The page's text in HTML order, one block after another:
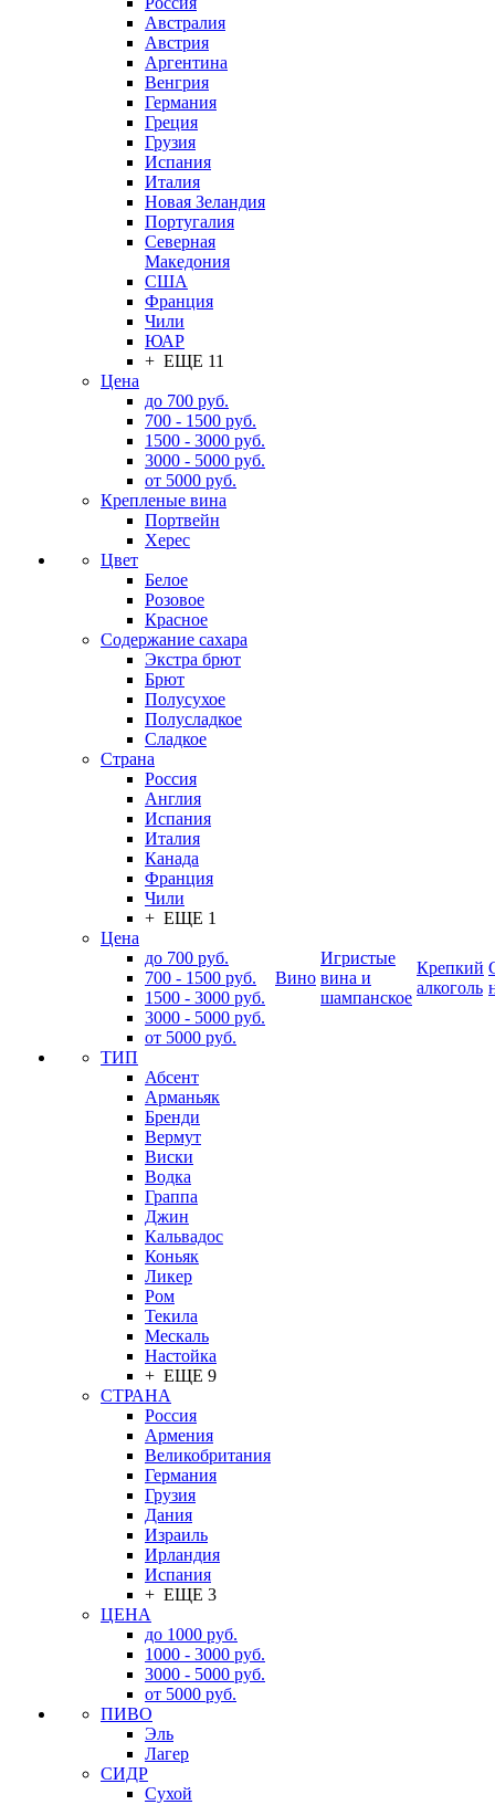
Австралия
Австрия
Аргентина
Венгрия
Германия
Греция
Грузия
Испания
Италия
Новая Зеландия
Португалия
Северная
Македония
США
Франция
Чили
ЮАР
+ ЕЩЕ 11
Цена
до 700 руб.
700 - 1500 руб.
1500 - 3000 руб.
3000 - 5000 руб.
от 5000 руб.
Крепленые вина
Портвейн
Херес
Цвет
Белое
Розовое
Красное
Содержание сахара
Экстра брют
Брют
Полусухое
Полусладкое
Сладкое
Страна
Россия
Англия
Испания
Италия
Канада
Франция
Чили
+ ЕЩЕ 1
Цена
до 700 руб.
700 - 1500 руб.
1500 - 3000 руб.
3000 - 5000 руб.
от 5000 руб.
ТИП
Абсент
Арманьяк
Бренди
Вермут
Виски
Водка
Граппа
Джин
Кальвадос
Коньяк
Ликер
Ром
Текила
Мескаль
Настойка
+ ЕЩЕ 9
СТРАНА
Россия
Армения
Великобритания
Германия
Грузия
Дания
Израиль
Ирландия
Испания
+ ЕЩЕ 3
ЦЕНА
до 1000 руб.
1000 - 3000 руб.
3000 - 5000 руб.
от 5000 руб.
ПИВО
Эль
Лагер
СИДР
Сухой
Вино
Игристые
вина и
шампанское
Крепкий
алкоголь